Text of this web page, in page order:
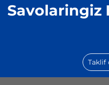
Savolaringiz
Taklif